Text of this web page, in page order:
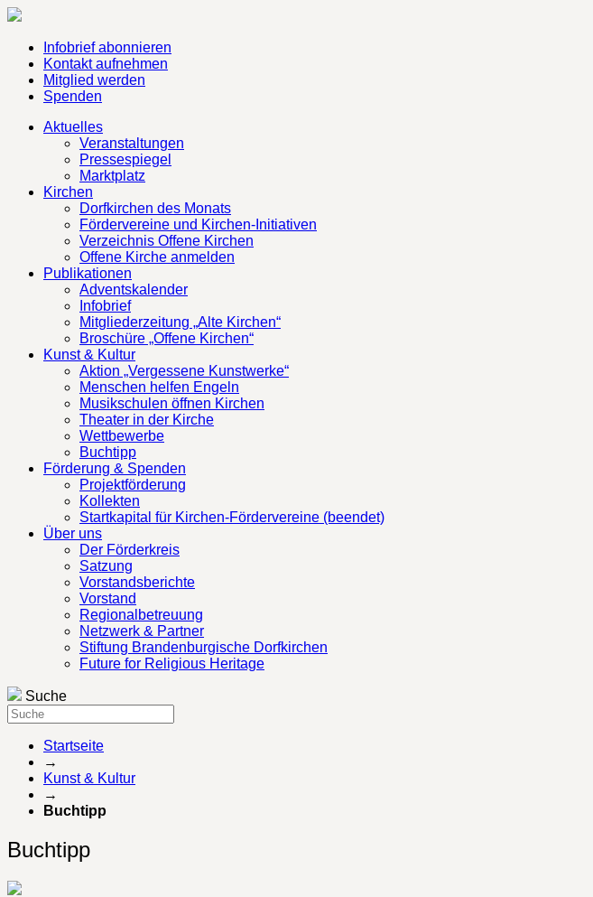
Infobrief abonnieren
Kontakt aufnehmen
Mitglied werden
Spenden
Aktuelles
Veranstaltungen
Pressespiegel
Marktplatz
Kirchen
Dorfkirchen des Monats
Fördervereine und Kirchen-Initiativen
Verzeichnis Offene Kirchen
Offene Kirche anmelden
Publikationen
Adventskalender
Infobrief
Mitgliederzeitung „Alte Kirchen“
Broschüre „Offene Kirchen“
Kunst & Kultur
Aktion „Vergessene Kunstwerke“
Menschen helfen Engeln
Musikschulen öffnen Kirchen
Theater in der Kirche
Wettbewerbe
Buchtipp
Förderung & Spenden
Projektförderung
Kollekten
Startkapital für Kirchen-Fördervereine (beendet)
Über uns
Der Förderkreis
Satzung
Vorstandsberichte
Vorstand
Regionalbetreuung
Netzwerk & Partner
Stiftung Brandenburgische Dorfkirchen
Future for Religious Heritage
Suche
Startseite
→
Kunst & Kultur
→
Buchtipp
Buchtipp